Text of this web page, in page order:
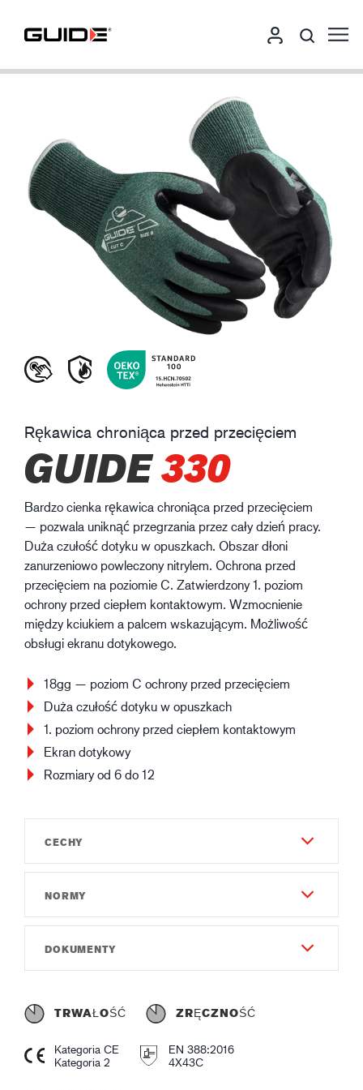
Rękawica chroniąca przed przecięciem
GUIDE330
Bardzo cienka rękawica chroniąca przed przecięciem
— pozwala uniknąć przegrzania przez cały dzień pracy.
Duża czułość dotyku w opuszkach. Obszar dłoni
zanurzeniowo powleczony nitrylem. Ochrona przed
przecięciem na poziomie C. Zatwierdzony 1. poziom
ochrony przed ciepłem kontaktowym. Wzmocnienie
między kciukiem a palcem wskazującym. Możliwość
obsługi ekranu dotykowego.
18gg — poziom C ochrony przed przecięciem
Duża czułość dotyku w opuszkach
1. poziom ochrony przed ciepłem kontaktowym
Ekran dotykowy
Rozmiary od 6 do 12
CECHY
Trwałość
7
Zręczność
7
Gauge
Gauge18
Materiał i Konstrukcja - Zewnętrzna
NORMY
4X43C
X1XXXX
DOKUMENTY
Instruction of use GUIDE 330.pdf
Deklaracja zgodności
Declaration of Conformity GUIDE 330.pdf
TRWAŁOŚĆ ZRĘCZNOŚĆ
Kategoria CE
Kategoria 2
EN 388:2016
4X43C